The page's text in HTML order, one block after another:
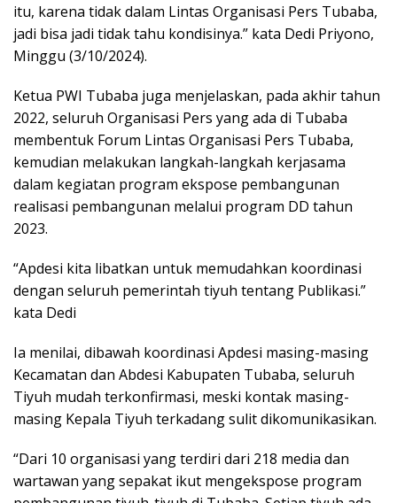
itu, karena tidak dalam Lintas Organisasi Pers Tubaba,
jadi bisa jadi tidak tahu kondisinya.” kata Dedi Priyono,
Minggu (3/10/2024).
Ketua PWI Tubaba juga menjelaskan, pada akhir tahun
2022, seluruh Organisasi Pers yang ada di Tubaba
membentuk Forum Lintas Organisasi Pers Tubaba,
kemudian melakukan langkah-langkah kerjasama
dalam kegiatan program ekspose pembangunan
realisasi pembangunan melalui program DD tahun
2023.
“Apdesi kita libatkan untuk memudahkan koordinasi
dengan seluruh pemerintah tiyuh tentang Publikasi.”
kata Dedi
Ia menilai, dibawah koordinasi Apdesi masing-masing
Kecamatan dan Abdesi Kabupaten Tubaba, seluruh
Tiyuh mudah terkonfirmasi, meski kontak masing-
masing Kepala Tiyuh terkadang sulit dikomunikasikan.
“Dari 10 organisasi yang terdiri dari 218 media dan
wartawan yang sepakat ikut mengekspose program